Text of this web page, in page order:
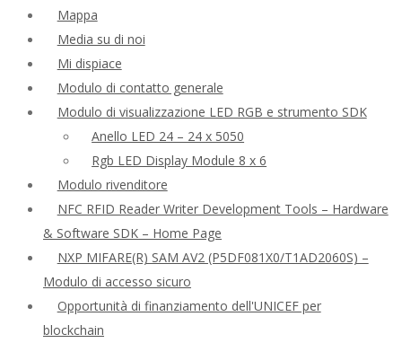
Mappa
Media su di noi
Mi dispiace
Modulo di contatto generale
Modulo di visualizzazione LED RGB e strumento SDK
Anello LED 24 – 24 x 5050
Rgb LED Display Module 8 x 6
Modulo rivenditore
NFC RFID Reader Writer Development Tools – Hardware
& Software SDK – Home Page
NXP MIFARE(R) SAM AV2 (P5DF081X0/T1AD2060S) –
Modulo di accesso sicuro
Opportunità di finanziamento dell'UNICEF per
blockchain